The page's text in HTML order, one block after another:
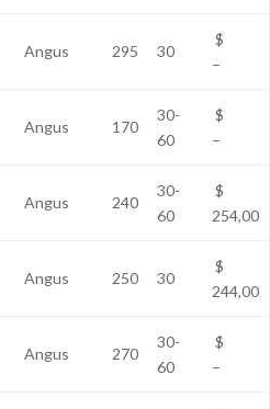
Angus 295 30
$
–
Angus 170
30-
60
$
–
Angus 240
30-
60
$
254,00
Angus 250 30
$
244,00
Angus 270
30-
60
$
–